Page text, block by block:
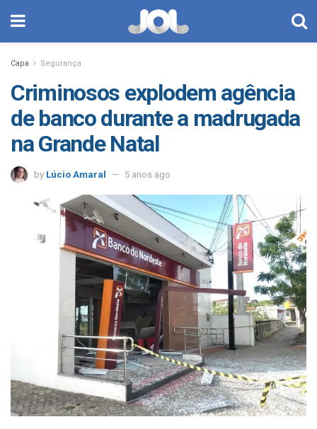
Capa Segurança
Criminosos explodem agência
de banco durante a madrugada
na Grande Natal
by Lúcio Amaral 5 anos ago